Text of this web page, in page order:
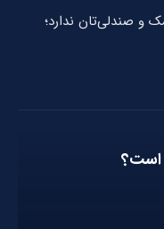
و صندلی‌تان ندارد؛
است؟